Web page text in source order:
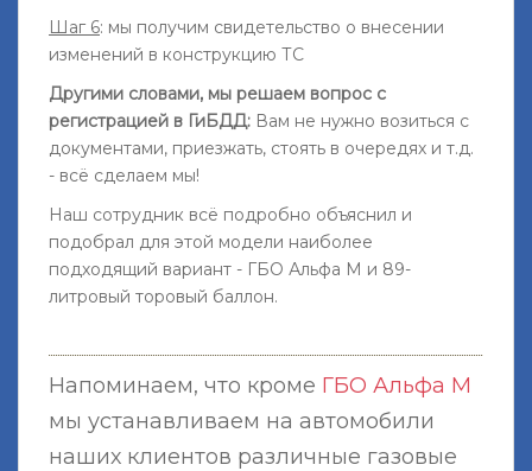
Шаг 6: мы получим свидетельство о внесении
изменений в конструкцию ТС
Другими словами, мы решаем вопрос с
регистрацией в ГиБДД: Вам не нужно возиться с
документами, приезжать, стоять в очередях и т.д.
- всё сделаем мы!
Наш сотрудник всё подробно объяснил и
подобрал для этой модели наиболее
подходящий вариант - ГБО Альфа М и 89-
литровый торовый баллон.
Напоминаем, что кроме ГБО Альфа M
мы устанавливаем на автомобили
наших клиентов различные газовые